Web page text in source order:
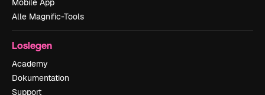
Mobile App
Alle Magnific-Tools
Loslegen
Academy
Dokumentation
Support